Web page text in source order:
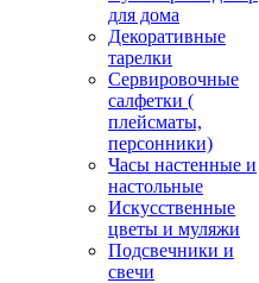
для дома
Декоративные
тарелки
Сервировочные
салфетки (
плейсматы,
персонники)
Часы настенные и
настольные
Искусственные
цветы и муляжи
Подсвечники и
свечи